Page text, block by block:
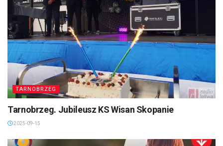
TARNOBRZEG
Tarnobrzeg. Jubileusz KS Wisan Skopanie
2025-09-15